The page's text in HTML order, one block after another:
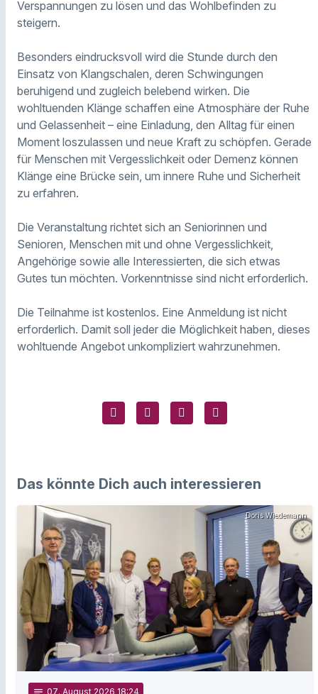
Verspannungen zu lösen und das Wohlbefinden zu
steigern.
Besonders eindrucksvoll wird die Stunde durch den
Einsatz von Klangschalen, deren Schwingungen
beruhigend und zugleich belebend wirken. Die
wohltuenden Klänge schaffen eine Atmosphäre der Ruhe
und Gelassenheit – eine Einladung, den Alltag für einen
Moment loszulassen und neue Kraft zu schöpfen. Gerade
für Menschen mit Vergesslichkeit oder Demenz können
Klänge eine Brücke sein, um innere Ruhe und Sicherheit
zu erfahren.
Die Veranstaltung richtet sich an Seniorinnen und
Senioren, Menschen mit und ohne Vergesslichkeit,
Angehörige sowie alle Interessierten, die sich etwas
Gutes tun möchten. Vorkenntnisse sind nicht erforderlich.
Die Teilnahme ist kostenlos. Eine Anmeldung ist nicht
erforderlich. Damit soll jeder die Möglichkeit haben, dieses
wohltuende Angebot unkompliziert wahrzunehmen.
Das könnte Dich auch interessieren
Doris Wiedemann
07. August 2026 18:24